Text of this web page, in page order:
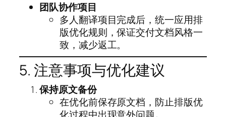
团队协作项目
多人翻译项目完成后，统一应用排
版优化规则，保证交付文档风格一
致，减少返工。
5. 注意事项与优化建议
保持原文备份
在优化前保存原文档，防止排版优
化过程中出现意外问题。